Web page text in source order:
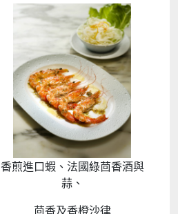
香煎進口蝦、法國綠茴香酒與
蒜、
茴香及香橙沙律